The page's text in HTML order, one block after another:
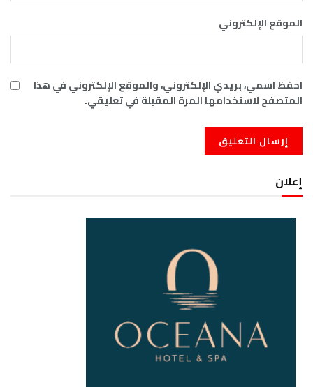
الموقع الإلكتروني
احفظ اسمي، بريدي الإلكتروني، والموقع الإلكتروني في هذا
المتصفح لاستخدامها المرة المقبلة في تعليقي.
إعلان